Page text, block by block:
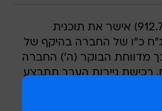
דירקטוריון אפריקה (912.7) אישר את תוכנית
כ"ו של החברה בהיקף של
שקל. כך מדווחת הבוקר (ה') החברה
רכישת ניירות הערך תתבצע
במועדים, במחירים
על ידי הנהלת החברה.